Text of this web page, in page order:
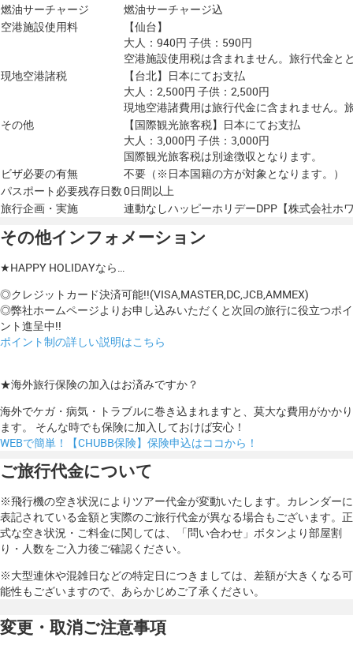
燃油サーチャージ
燃油サーチャージ込
空港施設使用料
【仙台】
大人：940円 子供：590円
空港施設使用税は含まれません。旅行代金と
現地空港諸税
【台北】日本にてお支払
大人：2,500円 子供：2,500円
現地空港諸費用は旅行代金に含まれません。
その他
【国際観光旅客税】日本にてお支払
大人：3,000円 子供：3,000円
国際観光旅客税は別途徴収となります。
ビザ必要の有無
不要（※日本国籍の方が対象となります。）
パスポート必要残存日数0日間以上
旅行企画・実施
連動なしハッピーホリデーDPP【株式会社ホ
その他インフォメーション
★HAPPY HOLIDAYなら…
◎クレジットカード決済可能!!(VISA,MASTER,DC,JCB,AMMEX)
◎弊社ホームページよりお申し込みいただくと次回の旅行に役立つポイ
ント進呈中!!
ポイント制の詳しい説明はこちら
★海外旅行保険の加入はお済みですか？
海外でケガ・病気・トラブルに巻き込まれますと、莫大な費用がかかり
ます。 そんな時でも保険に加入しておけば安心！
WEBで簡単！【CHUBB保険】保険申込はココから！
ご旅行代金について
※飛行機の空き状況によりツアー代金が変動いたします。カレンダーに
表記されている金額と実際のご旅行代金が異なる場合もございます。正
式な空き状況・ご料金に関しては、「問い合わせ」ボタンより部屋割
り・人数をご入力後ご確認ください。
※大型連休や混雑日などの特定日につきましては、差額が大きくなる可
能性もございますので、あらかじめご了承ください。
変更・取消ご注意事項